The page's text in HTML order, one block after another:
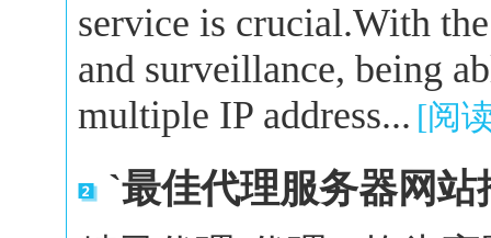
service is crucial.With
and surveillance, being
multiple IP address... [阅
`最佳代理服务器网